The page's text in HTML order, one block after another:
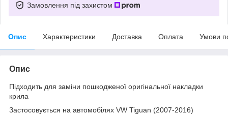
Замовлення під захистом
Опис Характеристики Доставка Оплата Умови
Опис
Підходить для заміни пошкодженої оригінальної накладки
крила
Застосовується на автомобілях VW Tiguan (2007-2016)